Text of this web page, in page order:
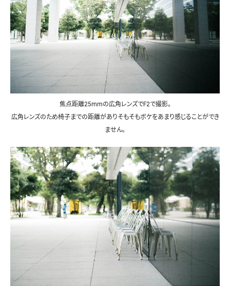
焦点距離25mmの広角レンズでF2で撮影。
広角レンズのため椅子までの距離がありそもそもボケをあまり感じることができ
ません。